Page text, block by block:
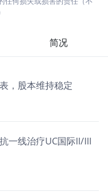
简况
，股本维持稳定
一线治疗UC国际II/III